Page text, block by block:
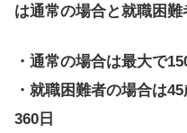
は通常の場合と就職困難
・通常の場合は最大で
・就職困難者の場合は
360日